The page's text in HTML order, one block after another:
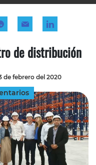
de distribución
de febrero del 2020